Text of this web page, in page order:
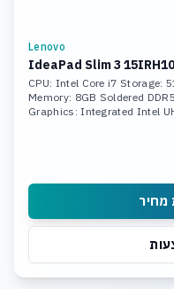
Lenovo
IdeaPad Slim 3 15IRH10
CPU: Intel Core i7 Storage:
Memory: 8GB Soldered
Graphics: Integrated Intel
מחיר